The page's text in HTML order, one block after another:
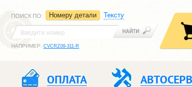
ПОИСК ПО: Номеру детали Тексту
НАПРИМЕР: CVCRZ09-311-R
ОПЛАТА